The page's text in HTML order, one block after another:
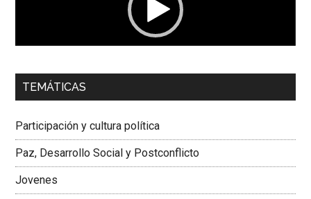
00:00 01:04
Colombiana
TEMÁTICAS
Participación y cultura política
Paz, Desarrollo Social y Postconflicto
Jovenes